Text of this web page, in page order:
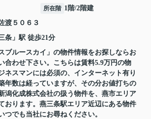
所在階 1階/2階建
渡 ５０６３
条 」駅 徒歩21分
ブルースカイ」の物件情報をお探しならお
合わせ下さい。こちらは賃料5.9万円の物
ネスマンには必須の、インターネット有り
年数は経っていますが、その分お値打ちの
潟化成株式会社の扱う物件を、燕市エリア
おります。燕三条駅エリア近辺にある物件
つでも当社にお尋ねください。